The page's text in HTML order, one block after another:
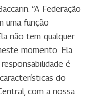
“A Federação
uma função
não tem qualquer
momento. Ela
é
do
com a nossa